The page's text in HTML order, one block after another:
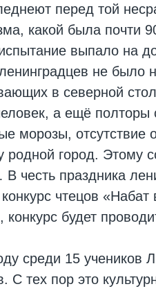
перед той
какой была
выпало на
не было
в северной
а ещё полторы
морозы, отсутствие
родной город. Этому
честь праздника
чтецов
будет
среди 15
С тех пор это